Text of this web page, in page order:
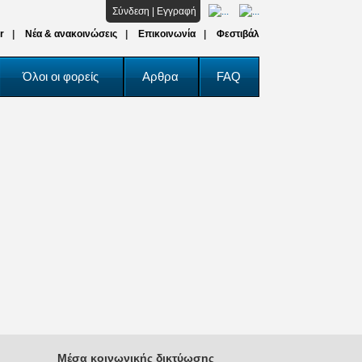
Σύνδεση
Εγγραφή
Νέα & ανακοινώσεις Επικοινωνία Φεστιβάλ
Όλοι οι φορείς Αρθρα FAQ
Μέσα κοινωνικής δικτύωσης